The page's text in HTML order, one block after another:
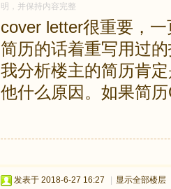
明，并保持内容完整
cover letter很重要，
简历的话着重写用过
我分析楼主的简历肯
他什么原因。如果简
发表于 2018-6-27 16:27 显示全部楼层